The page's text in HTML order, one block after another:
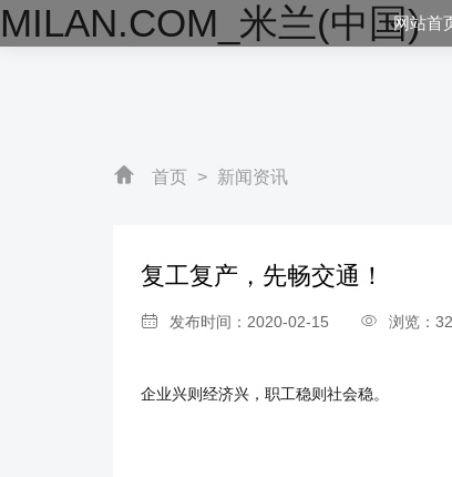
MILAN.COM_米兰(中国)
网站首
首页 > 新闻资讯
复工复产，先畅交通！
发布时间：2020-02-15 浏览：
企业兴则经济兴，职工稳则社会稳。